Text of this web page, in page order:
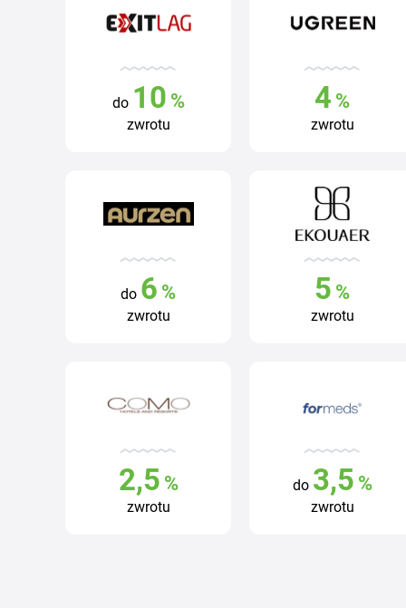
do 10 %
zwrotu
4 %
zwrotu
do 6 %
zwrotu
5 %
zwrotu
2,5 %
zwrotu
do 3,5 %
zwrotu